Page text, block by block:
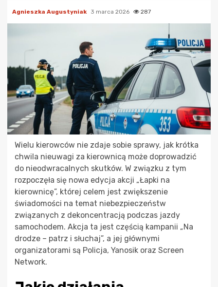
Agnieszka Augustyniak 3 marca 2026 287
Wielu kierowców nie zdaje sobie sprawy, jak krótka
chwila nieuwagi za kierownicą może doprowadzić
do nieodwracalnych skutków. W związku z tym
rozpoczęła się nowa edycja akcji „Łapki na
kierownicę”, której celem jest zwiększenie
świadomości na temat niebezpieczeństw
związanych z dekoncentracją podczas jazdy
samochodem. Akcja ta jest częścią kampanii „Na
drodze – patrz i słuchaj”, a jej głównymi
organizatorami są Policja, Yanosik oraz Screen
Network.